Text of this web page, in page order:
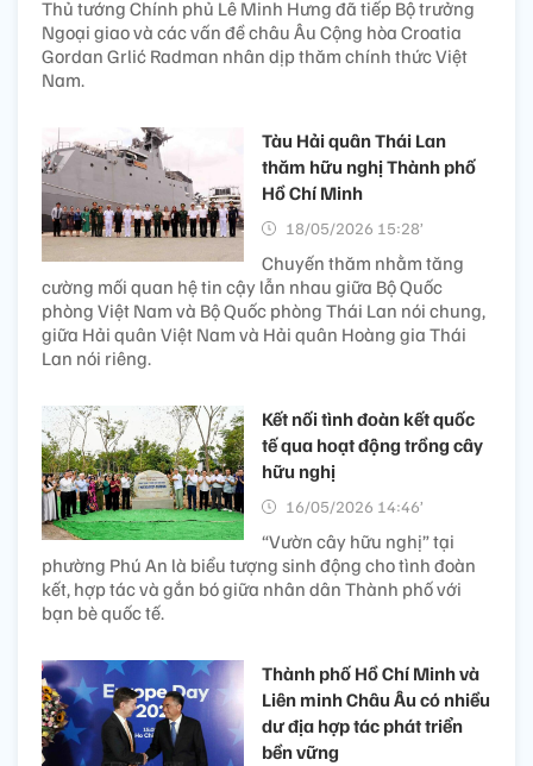
Thủ tướng Chính phủ Lê Minh Hưng đã tiếp Bộ trưởng
Ngoại giao và các vấn đề châu Âu Cộng hòa Croatia
Gordan Grlić Radman nhân dịp thăm chính thức Việt
Nam.
Tàu Hải quân Thái Lan
thăm hữu nghị Thành phố
Hồ Chí Minh
18/05/2026 15:28’
Chuyến thăm nhằm tăng
cường mối quan hệ tin cậy lẫn nhau giữa Bộ Quốc
phòng Việt Nam và Bộ Quốc phòng Thái Lan nói chung,
giữa Hải quân Việt Nam và Hải quân Hoàng gia Thái
Lan nói riêng.
Kết nối tình đoàn kết quốc
tế qua hoạt động trồng cây
hữu nghị
16/05/2026 14:46’
“Vườn cây hữu nghị” tại
phường Phú An là biểu tượng sinh động cho tình đoàn
kết, hợp tác và gắn bó giữa nhân dân Thành phố với
bạn bè quốc tế.
Thành phố Hồ Chí Minh và
Liên minh Châu Âu có nhiều
dư địa hợp tác phát triển
bền vững